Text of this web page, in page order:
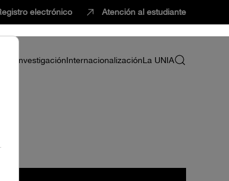
electrónico Atención al estudiante
InvestigaciónInternacionalizaciónLa UNIA